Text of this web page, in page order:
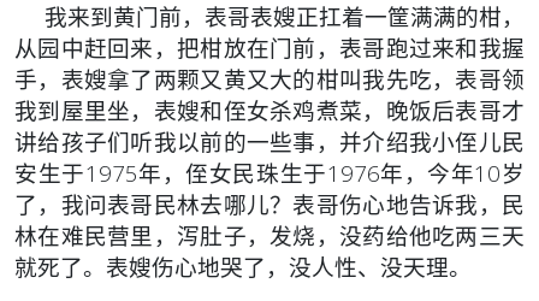
我来到黄门前，表哥表嫂正扛着一筐满满的柑，
从园中赶回来，把柑放在门前，表哥跑过来和我握
手，表嫂拿了两颗又黄又大的柑叫我先吃，表哥领
我到屋里坐，表嫂和侄女杀鸡煮菜，晚饭后表哥才
讲给孩子们听我以前的一些事，并介绍我小侄儿民
安生于1975年，侄女民珠生于1976年，今年10岁
了，我问表哥民林去哪儿？表哥伤心地告诉我，民
林在难民营里，泻肚子，发烧，没药给他吃两三天
就死了。表嫂伤心地哭了，没人性、没天理。